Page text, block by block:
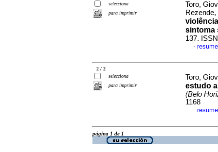
selecciona
para imprimir
Toro,
sintoma
137.
·
2 / 2
selecciona
para imprimir
Toro,
estudo
(Belo
1168
·
página 1 de 1